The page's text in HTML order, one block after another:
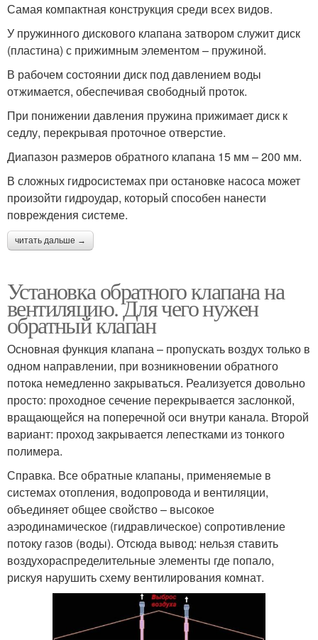
Самая компактная конструкция среди всех видов.
У пружинного дискового клапана затвором служит диск
(пластина) с прижимным элементом – пружиной.
В рабочем состоянии диск под давлением воды
отжимается, обеспечивая свободный проток.
При понижении давления пружина прижимает диск к
седлу, перекрывая проточное отверстие.
Диапазон размеров обратного клапана 15 мм – 200 мм.
В сложных гидросистемах при остановке насоса может
произойти гидроудар, который способен нанести
повреждения системе.
читать дальше →
Установка обратного клапана на
вентиляцию. Для чего нужен
обратный клапан
Основная функция клапана – пропускать воздух только в
одном направлении, при возникновении обратного
потока немедленно закрываться. Реализуется довольно
просто: проходное сечение перекрывается заслонкой,
вращающейся на поперечной оси внутри канала. Второй
вариант: проход закрывается лепестками из тонкого
полимера.
Справка. Все обратные клапаны, применяемые в
системах отопления, водопровода и вентиляции,
объединяет общее свойство – высокое
аэродинамическое (гидравлическое) сопротивление
потоку газов (воды). Отсюда вывод: нельзя ставить
воздухораспределительные элементы где попало,
рискуя нарушить схему вентилирования комнат.